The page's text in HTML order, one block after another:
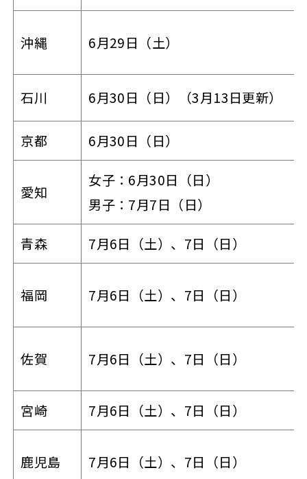
沖縄 6月29日（土）
石川 6月30日（日）（3月13日更新）
京都 6月30日（日）
愛知
女子：6月30日（日）
男子：7月7日（日）
青森 7月6日（土）、7日（日）
福岡 7月6日（土）、7日（日）
佐賀 7月6日（土）、7日（日）
宮崎 7月6日（土）、7日（日）
鹿児島 7月6日（土）、7日（日）